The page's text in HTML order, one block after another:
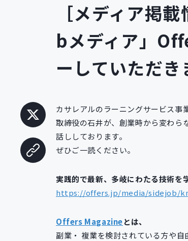
［メディア掲
bメディア」
ーしていただき
カサレアルのラーニングサービス事
取締役の石井が、創業時から変わら
話ししております。
ぜひご一読ください。
実践的で最新、多岐にわたる技術を
https://offers.jp/media/sidejob/
Offers Magazineとは、
副業・ 複業を検討されている方や